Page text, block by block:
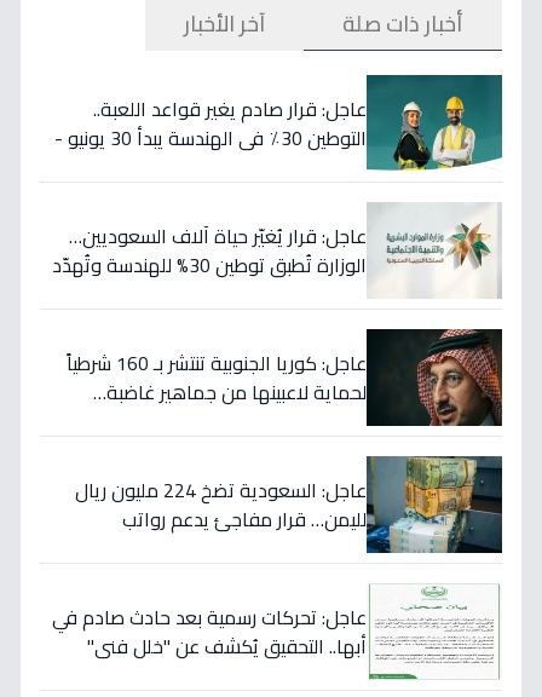
أخبار ذات صلة آخر الأخبار
عاجل: قرار صادم يغير قواعد اللعبة..
التوطين 30٪ في الهندسة يبدأ 30 يونيو -
عاجل: قرار يُغيّر حياة آلاف السعوديين…
الوزارة تُطبق توطين 30% للهندسة وتُهدّد
عاجل: كوريا الجنوبية تنتشر بـ 160 شرطياً
لحماية لاعبينها من جماهير غاضبة…
عاجل: السعودية تضخ 224 مليون ريال
لليمن… قرار مفاجئ يدعم رواتب
عاجل: تحركات رسمية بعد حادث صادم في
أبها.. التحقيق يُكشف عن "خلل فني"